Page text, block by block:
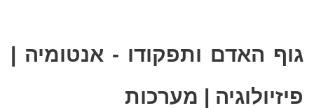
גוף האדם ותפקודו - אנטומיה |
פיזיולוגיה | מערכות